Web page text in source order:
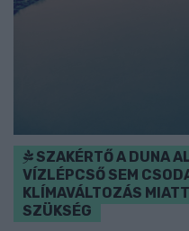
SZAKÉRTŐ A DUNA
VÍZLÉPCSŐ SEM
KLÍMAVÁLTOZÁS
SZÜKSÉG